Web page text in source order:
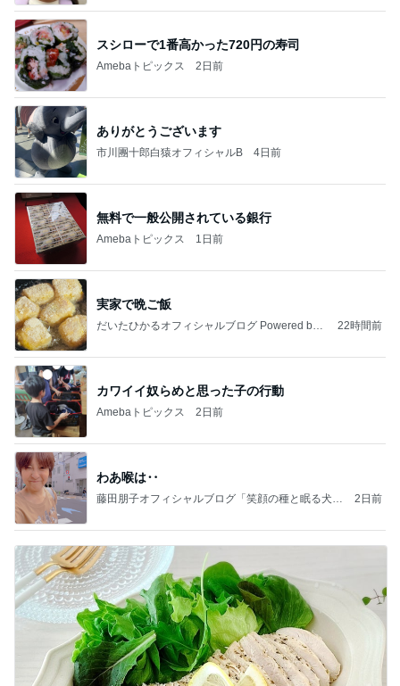
スシローで1番高かった720円の寿司
Amebaトピックス 2日前
ありがとうございます
市川團十郎白猿オフィシャルB 4日前
無料で一般公開されている銀行
Amebaトピックス 1日前
実家で晩ご飯
だいたひかるオフィシャルブログ Powered by
22時間前
カワイイ奴らめと思った子の行動
Amebaトピックス 2日前
わあ喉は‥
藤田朋子オフィシャルブログ「笑顔の種と眠る犬」
2日前